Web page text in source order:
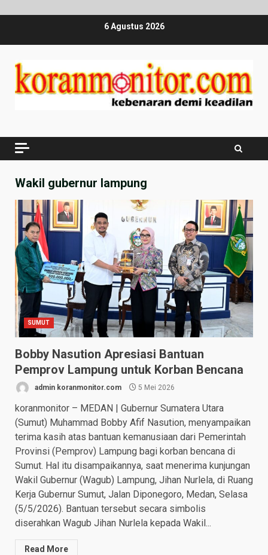
6 Agustus 2026
Wakil gubernur lampung
SUMUT
Bobby Nasution Apresiasi Bantuan
Pemprov Lampung untuk Korban Bencana
admin koranmonitor.com 5 Mei 2026
koranmonitor – MEDAN | Gubernur Sumatera Utara
(Sumut) Muhammad Bobby Afif Nasution, menyampaikan
terima kasih atas bantuan kemanusiaan dari Pemerintah
Provinsi (Pemprov) Lampung bagi korban bencana di
Sumut. Hal itu disampaikannya, saat menerima kunjungan
Wakil Gubernur (Wagub) Lampung, Jihan Nurlela, di Ruang
Kerja Gubernur Sumut, Jalan Diponegoro, Medan, Selasa
(5/5/2026). Bantuan tersebut secara simbolis
diserahkan Wagub Jihan Nurlela kepada Wakil...
Read More